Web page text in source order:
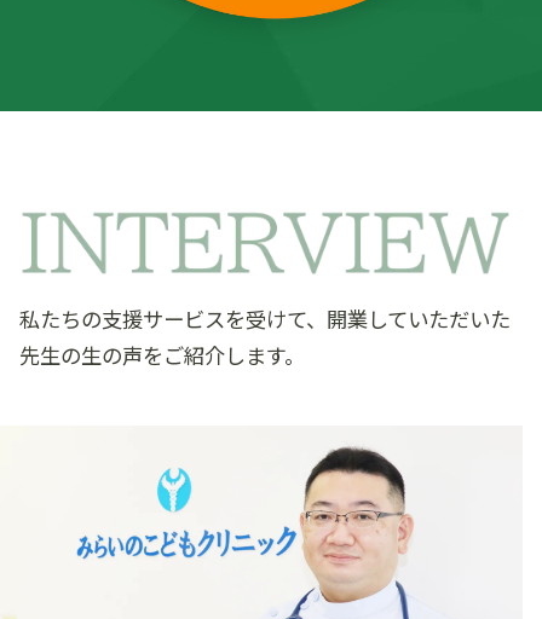
私たちの支援サービスを受けて、開業していただいた
先生の生の声をご紹介します。